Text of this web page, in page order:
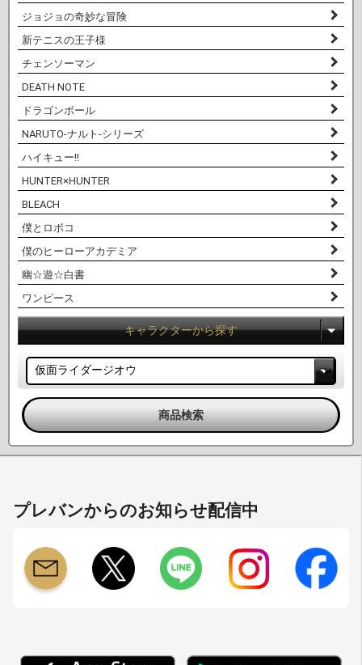
ジョジョの奇妙な冒険
新テニスの王子様
チェンソーマン
DEATH NOTE
ドラゴンボール
NARUTO-ナルト-シリーズ
ハイキュー!!
HUNTER×HUNTER
BLEACH
僕とロボコ
僕のヒーローアカデミア
幽☆遊☆白書
ワンピース
キャラクターから探す
プレバンからのお知らせ配信中